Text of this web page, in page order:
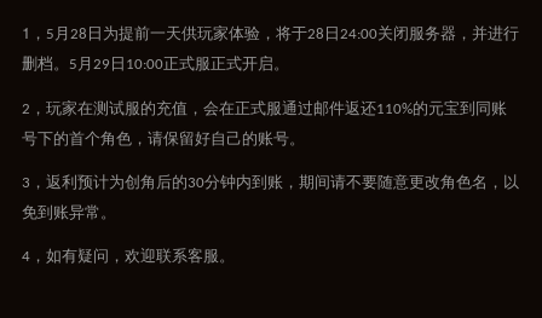
1， 5 月 28 日为提前一天供玩家体验，将于28 日 24:00关闭服务器，并进行
删档。
5 月 29 日 10:00正式服正式开启。
2 ，玩家在测试服的充值，会在正式服通过邮件返还110%的元宝到同账
号下的首个角色，请保留好自己的账号。
3 ，返利预计为创角后的30分钟内到账，期间请不要随意更改角色名，以
免到账异常。
4，如有疑问，欢迎联系客服。